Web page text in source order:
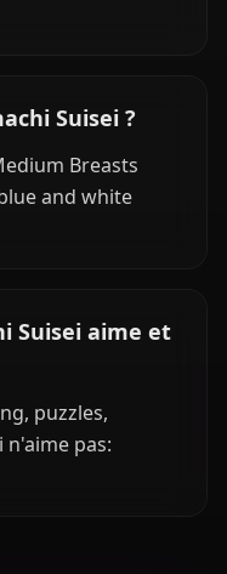
Suisei ?
Breasts
and white
Suisei aime et
puzzles,
n'aime pas: